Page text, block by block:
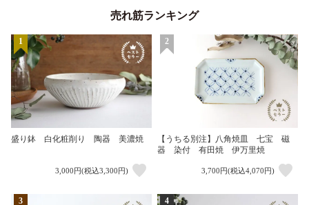
売れ筋ランキング
1
盛り鉢 白化粧削り 陶器 美濃焼
3,000円(税込3,300円)
2
【うちる別注】八角焼皿 七宝 磁
器 染付 有田焼 伊万里焼
3,700円(税込4,070円)
3 4